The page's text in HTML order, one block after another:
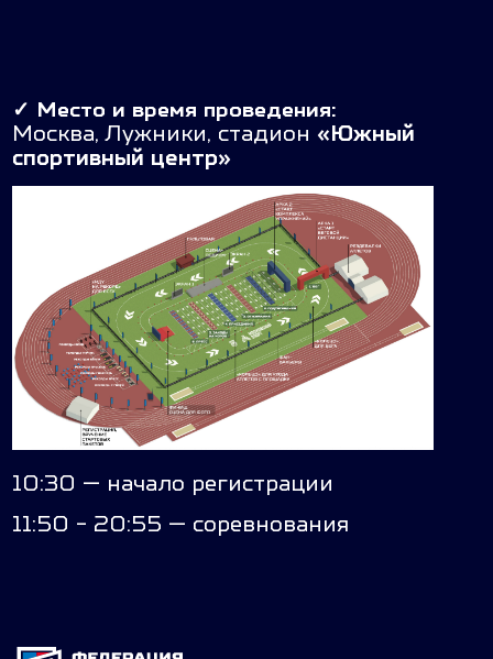
✓ Место и время проведения:
Москва, Лужники, стадион «Южный
спортивный центр»
10:30 — начало регистрации
11:50 - 20:55 — соревнования